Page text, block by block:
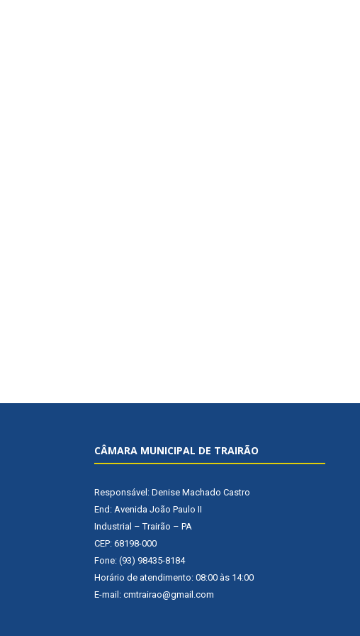
CÂMARA MUNICIPAL DE TRAIRÃO
Responsável: Denise Machado Castro
End: Avenida João Paulo II
Industrial – Trairão – PA
CEP: 68198-000
Fone: (93) 98435-8184
Horário de atendimento: 08:00 às 14:00
E-mail: cmtrairao@gmail.com